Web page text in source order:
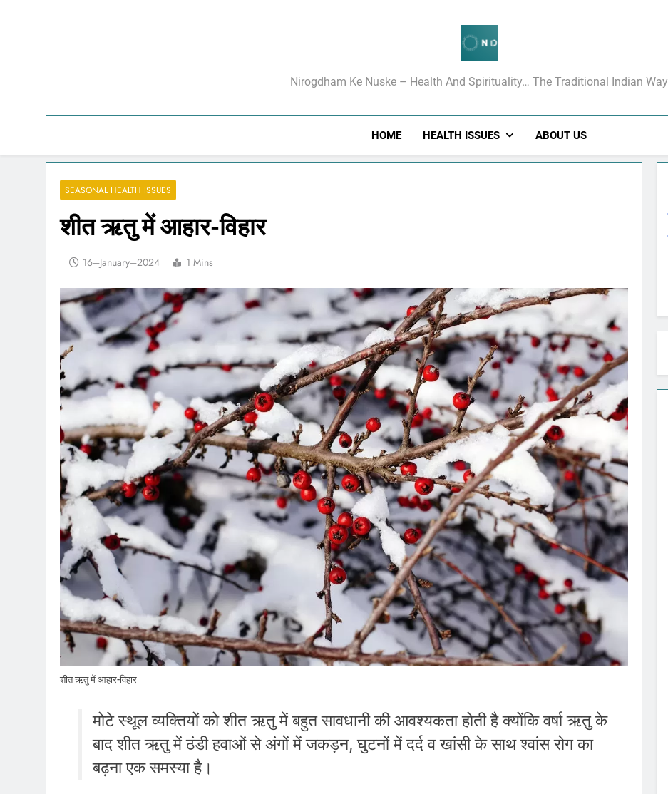
निरोगधाम के रामबाण उपचार
Nirogdham Ke Nuske – Health And Spirituality… The Traditional Indian Way
HOME HEALTH ISSUES ABOUT US
SEASONAL HEALTH ISSUES
शीत ऋतु में आहार-विहार
16–January–2024 1 Mins
शीत ऋतु में आहार-विहार
मोटे स्थूल व्यक्तियों को शीत ऋतु में बहुत सावधानी की आवश्यकता होती है क्योंकि वर्षा ऋतु के
बाद शीत ऋतु में ठंडी हवाओं से अंगों में जकड़न, घुटनों में दर्द व खांसी के साथ श्वांस रोग का
बढ़ना एक समस्या है।